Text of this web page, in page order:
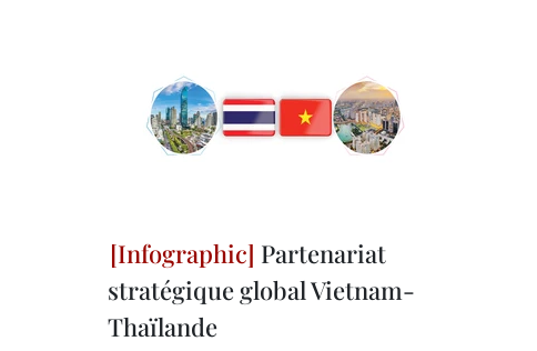
Partenariat
stratégique global Vietnam-
Thaïlande